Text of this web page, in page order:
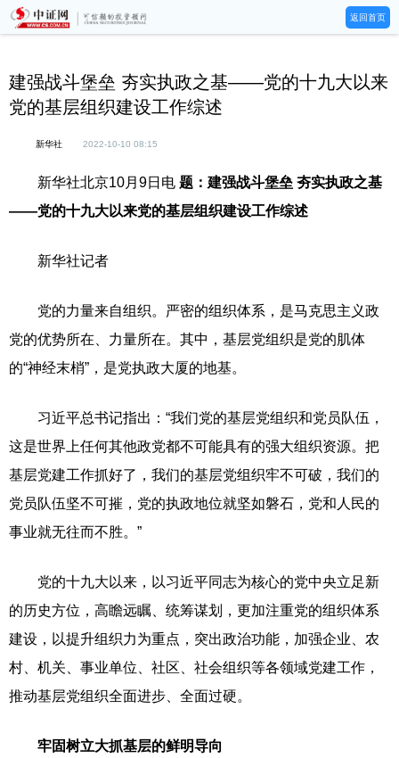
返回首页
建强战斗堡垒 夯实执政之基——党的十九大以来
党的基层组织建设工作综述
新华社 2022-10-10 08:15
新华社北京10月9日电 题：建强战斗堡垒 夯实执政之基
——党的十九大以来党的基层组织建设工作综述
新华社记者
党的力量来自组织。严密的组织体系，是马克思主义政
党的优势所在、力量所在。其中，基层党组织是党的肌体
的“神经末梢”，是党执政大厦的地基。
习近平总书记指出：“我们党的基层党组织和党员队伍，
这是世界上任何其他政党都不可能具有的强大组织资源。把
基层党建工作抓好了，我们的基层党组织牢不可破，我们的
党员队伍坚不可摧，党的执政地位就坚如磐石，党和人民的
事业就无往而不胜。”
党的十九大以来，以习近平同志为核心的党中央立足新
的历史方位，高瞻远瞩、统筹谋划，更加注重党的组织体系
建设，以提升组织力为重点，突出政治功能，加强企业、农
村、机关、事业单位、社区、社会组织等各领域党建工作，
推动基层党组织全面进步、全面过硬。
牢固树立大抓基层的鲜明导向